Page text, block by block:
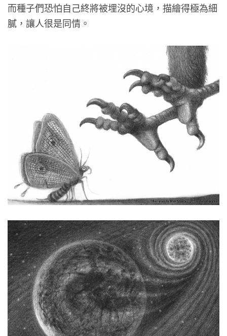
而種子們恐怕自己終將被埋沒的心境，描繪得極為細
膩，讓人很是同情。